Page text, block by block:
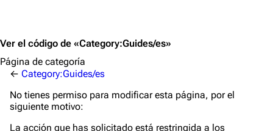
Ver el código de «Category:Guides/es»
Página de categoría
← Category:Guides/es
No tienes permiso para modificar esta página, por el
siguiente motivo:
La acción que has solicitado está restringida a los